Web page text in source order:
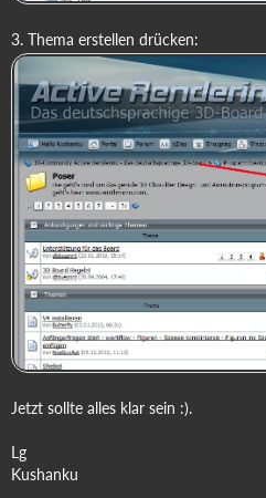
3. Thema erstellen drücken:
Jetzt sollte alles klar sein :).
Lg
Kushanku